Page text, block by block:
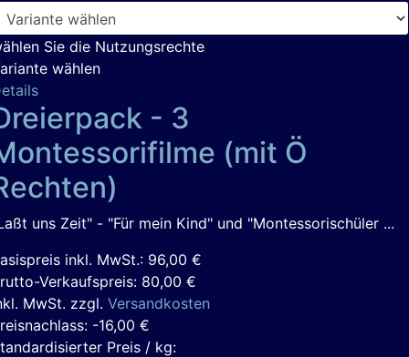
Sie die Nutzungsrechte
wählen
- 3
(mit Ö
uns Zeit" - "Für mein Kind" und "Montessorischüler ...
inkl. MwSt.: 96,00 €
Verkaufspreis: 80,00 €
MwSt. zzgl. Versandkosten
-16,00 €
Preis / kg: